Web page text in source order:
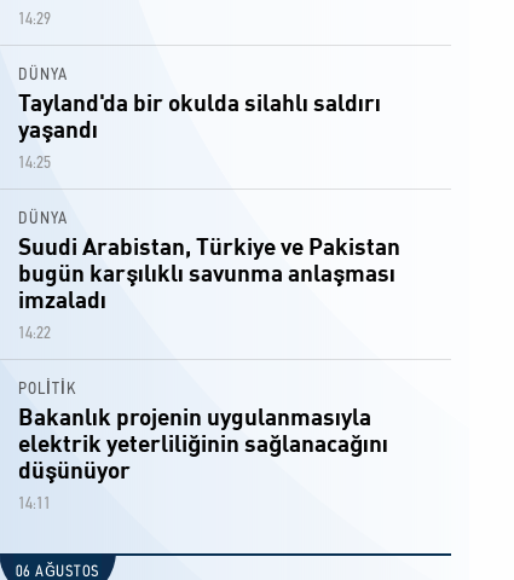
14:29
DÜNYA
Tayland'da bir okulda silahlı saldırı
yaşandı
14:25
DÜNYA
Suudi Arabistan, Türkiye ve Pakistan
bugün karşılıklı savunma anlaşması
imzaladı
14:22
POLİTİK
Bakanlık projenin uygulanmasıyla
elektrik yeterliliğinin sağlanacağını
düşünüyor
14:11
06 AĞUSTOS